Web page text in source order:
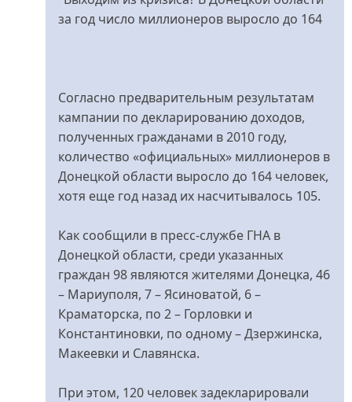
PereZbolotny
за год число миллионеров выросло до 164
Согласно предварительным результатам
кампании по декларированию доходов,
полученных гражданами в 2010 году,
количество «официальных» миллионеров в
Донецкой области выросло до 164 человек,
хотя еще год назад их насчитывалось 105.
Как сообщили в пресс-службе ГНА в
Донецкой области, среди указанных
граждан 98 являются жителями Донецка, 46
– Мариуполя, 7 – Ясиноватой, 6 –
Краматорска, по 2 – Горловки и
Константиновки, по одному – Дзержинска,
Макеевки и Славянска.
При этом, 120 человек задекларировали